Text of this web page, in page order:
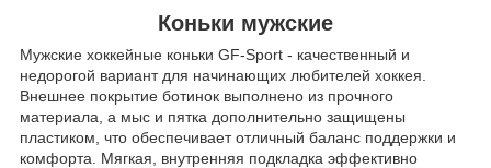
Коньки мужские
Мужские хоккейные коньки GF-Sport - качественный и
недорогой вариант для начинающих любителей хоккея.
Внешнее покрытие ботинок выполнено из прочного
материала, а мыс и пятка дополнительно защищены
пластиком, что обеспечивает отличный баланс поддержки и
комфорта. Мягкая, внутренняя подкладка эффективно